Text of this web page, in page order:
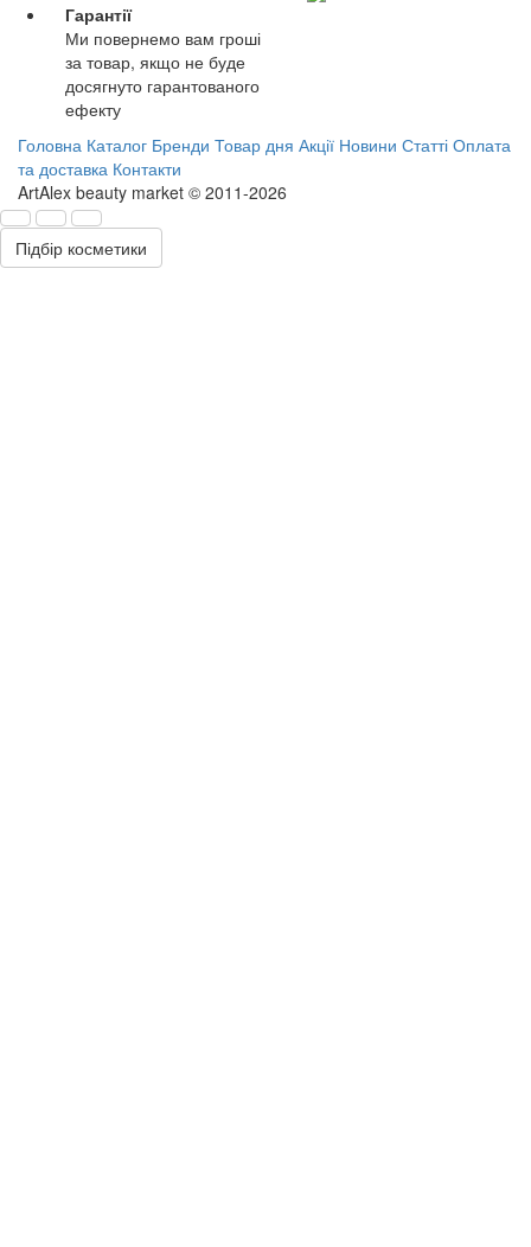
Гарантії
Ми повернемо вам гроші
за товар, якщо не буде
досягнуто гарантованого
ефекту
Головна Каталог Бренди Товар дня Акції Новини Статті Оплата
та доставка Контакти
ArtAlex beauty market © 2011-2026
Підбір косметики